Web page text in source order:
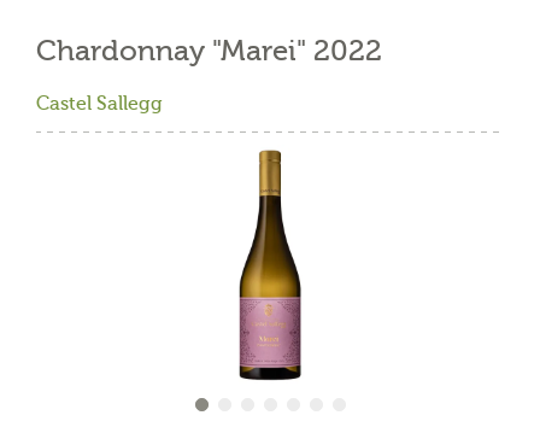
Chardonnay "Marei" 2022
Castel Sallegg